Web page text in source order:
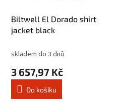
Biltwell El Dorado shirt
jacket black
skladem do 3 dnů
3 657,97 Kč
Do košíku